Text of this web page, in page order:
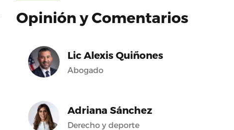
Opinión y Comentarios
Lic Alexis Quiñones
Abogado
Adriana Sánchez
Derecho y deporte